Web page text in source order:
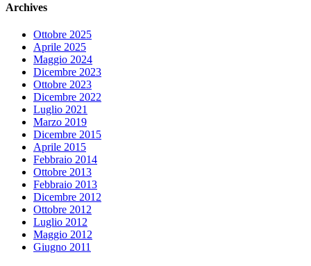
Archives
Ottobre 2025
Aprile 2025
Maggio 2024
Dicembre 2023
Ottobre 2023
Dicembre 2022
Luglio 2021
Marzo 2019
Dicembre 2015
Aprile 2015
Febbraio 2014
Ottobre 2013
Febbraio 2013
Dicembre 2012
Ottobre 2012
Luglio 2012
Maggio 2012
Giugno 2011